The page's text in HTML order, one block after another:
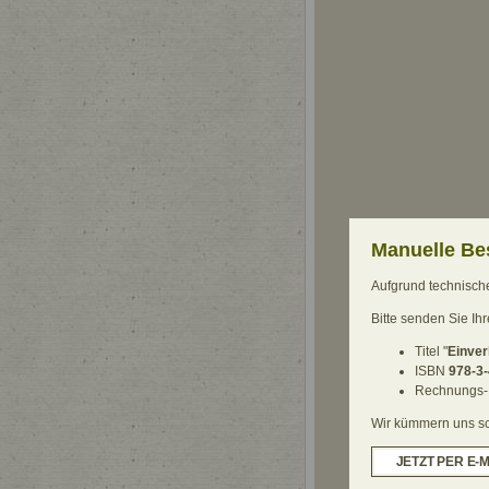
Manuelle
Aufgrund
Bitte senden Sie
Titel "
ISBN 978-
Wir kümmern uns
JETZT PER E-